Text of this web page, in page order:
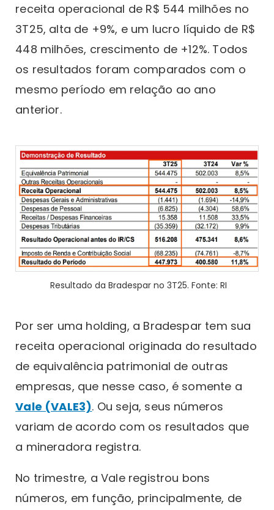
receita operacional de R$ 544 milhões no
3T25, alta de +9%, e um lucro líquido de R$
448 milhões, crescimento de +12%. Todos
os resultados foram comparados com o
mesmo período em relação ao ano
anterior.
Resultado da Bradespar no 3T25. Fonte: RI
Por ser uma holding, a Bradespar tem sua
receita operacional originada do resultado
de equivalência patrimonial de outras
empresas, que nesse caso, é somente a
Vale (VALE3). Ou seja, seus números
variam de acordo com os resultados que
a mineradora registra.
No trimestre, a Vale registrou bons
números, em função, principalmente, de